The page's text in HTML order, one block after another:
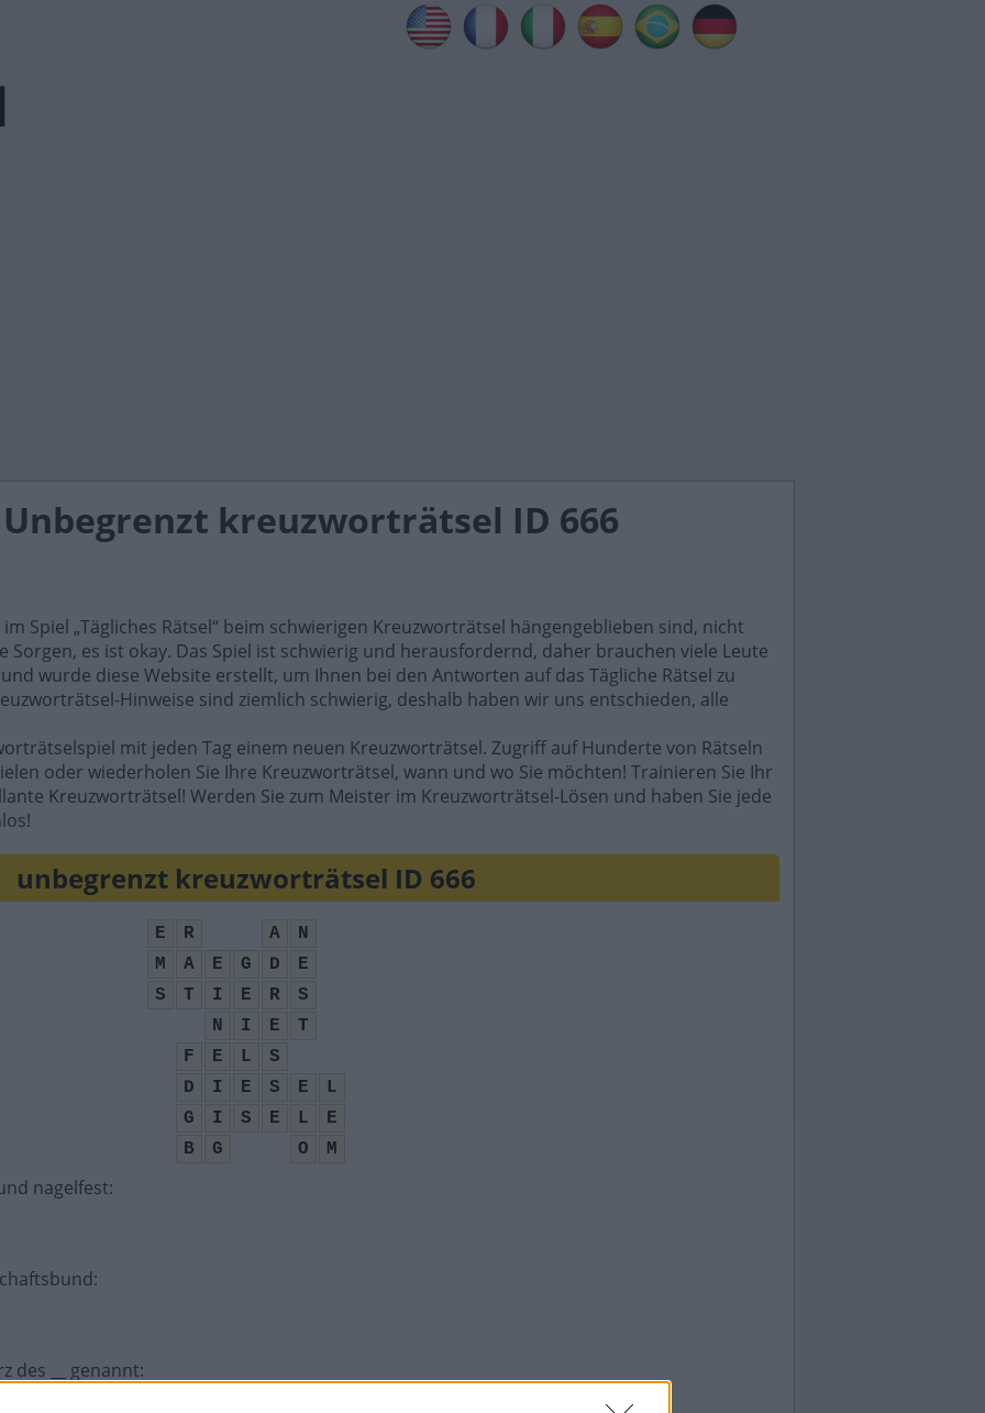
kreuzworträtsel ID 666
Spiel „Tägliches Rätsel“ beim schwierigen Kreuzworträtsel hängengeblieben sind, nicht
Sorgen, es ist okay. Das Spiel ist schwierig und herausfordernd, daher brauchen viele Leute
wurde diese Website erstellt, um Ihnen bei den Antworten auf das Tägliche Rätsel zu
Hinweise sind ziemlich schwierig, deshalb haben wir uns entschieden, alle
mit jeden Tag einem neuen Kreuzworträtsel. Zugriff auf Hunderte von Rätseln
oder wiederholen Sie Ihre Kreuzworträtsel, wann und wo Sie möchten! Trainieren Sie Ihr
Kreuzworträtsel! Werden Sie zum Meister im Kreuzworträtsel-Lösen und haben Sie jede
unbegrenzt kreuzworträtsel ID 666
E R A
N
M
A E G D
E
S
T I E R
S
N
I E
T
F
E L
S
D
I E S E
L
G
I S E L
E
B
G O M
nagelfest:
:
des __ genannt: